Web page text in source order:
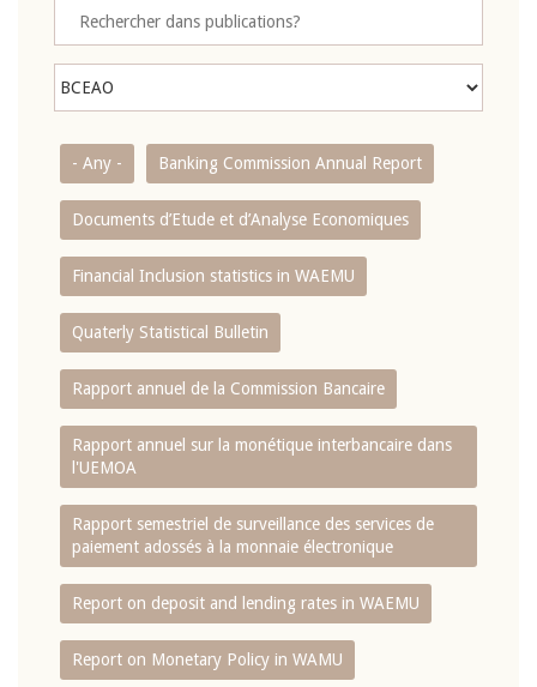
- Any - Banking Commission Annual Report
Documents d’Etude et d’Analyse Economiques
Financial Inclusion statistics in WAEMU
Quaterly Statistical Bulletin
Rapport annuel de la Commission Bancaire
Rapport annuel sur la monétique interbancaire dans
l'UEMOA
Rapport semestriel de surveillance des services de
paiement adossés à la monnaie électronique
Report on deposit and lending rates in WAEMU
Report on Monetary Policy in WAMU